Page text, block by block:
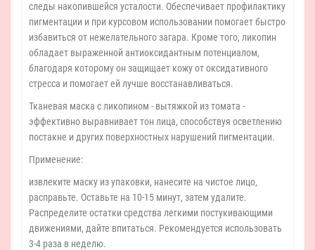
следы накопившейся усталости. Обеспечивает профилактику
пигментации и при курсовом использовании помогает быстро
избавиться от нежелательного загара. Кроме того, ликопин
обладает выраженной антиоксидантным потенциалом,
благодаря которому он защищает кожу от оксидативного
стресса и помогает ей лучше восстанавливаться.
Тканевая маска с ликопином - вытяжкой из томата -
эффективно выравнивает тон лица, способствуя осветлению
постакне и других поверхностных нарушений пигментации.
Применение:
извлеките маску из упаковки, нанесите на чистое лицо,
расправьте. Оставьте на 10-15 минут, затем удалите.
Распределите остатки средства легкими постукивающими
движениями, дайте впитаться. Рекомендуется использовать
3-4 раза в неделю.